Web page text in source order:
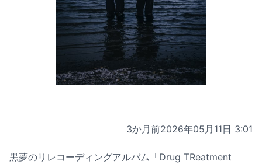
3か月前2026年05月11日 3:01
黒夢のリレコーディングアルバム「Drug TReatment